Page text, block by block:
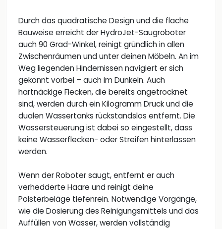
Durch das quadratische Design und die flache
Bauweise erreicht der HydroJet-Saugroboter
auch 90 Grad-Winkel, reinigt gründlich in allen
Zwischenräumen und unter deinen Möbeln. An im
Weg liegenden Hindernissen navigiert er sich
gekonnt vorbei – auch im Dunkeln. Auch
hartnäckige Flecken, die bereits angetrocknet
sind, werden durch ein Kilogramm Druck und die
dualen Wassertanks rückstandslos entfernt. Die
Wassersteuerung ist dabei so eingestellt, dass
keine Wasserflecken- oder Streifen hinterlassen
werden.
Wenn der Roboter saugt, entfernt er auch
verhedderte Haare und reinigt deine
Polsterbeläge tiefenrein. Notwendige Vorgänge,
wie die Dosierung des Reinigungsmittels und das
Auffüllen von Wasser, werden vollständig